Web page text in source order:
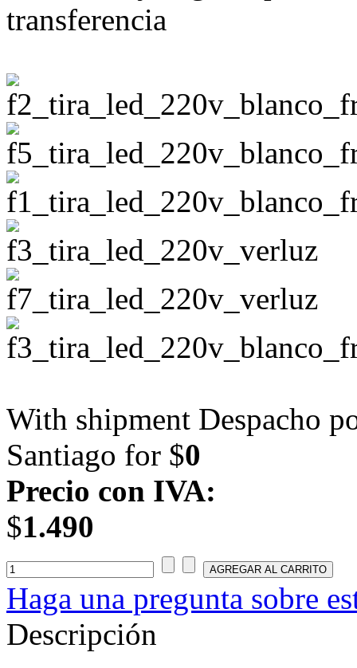
transferencia
With shipment Despacho
Santiago for $0
Precio con IVA:
$1.490
Haga una pregunta sobre
Descripción